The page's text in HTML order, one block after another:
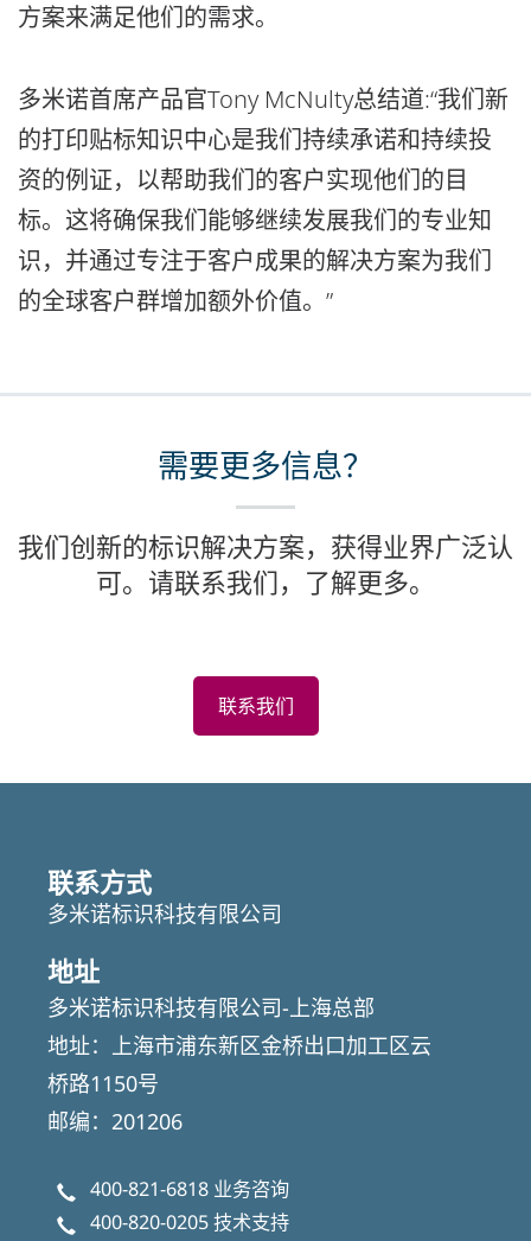
方案来满足他们的需求。
多米诺首席产品官Tony McNulty总结道:“我们新
的打印贴标知识中心是我们持续承诺和持续投
资的例证，以帮助我们的客户实现他们的目
标。这将确保我们能够继续发展我们的专业知
识，并通过专注于客户成果的解决方案为我们
的全球客户群增加额外价值。”
需要更多信息？
我们创新的标识解决方案，获得业界广泛认
可。请联系我们，了解更多。
联系我们
联系方式
多米诺标识科技有限公司
地址
多米诺标识科技有限公司-上海总部
地址：上海市浦东新区金桥出口加工区云
桥路1150号
邮编：201206
400-821-6818 业务咨询
400-820-0205技术支持